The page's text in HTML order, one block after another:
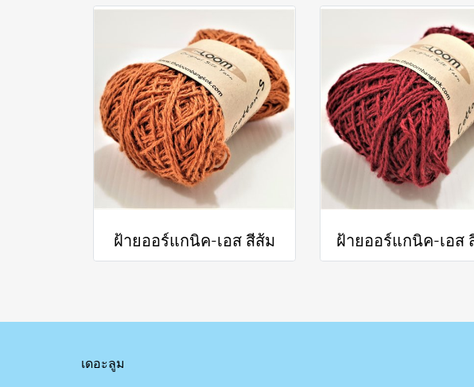
ฝ้ายออร์แกนิค-เอส สีส้ม ฝ้ายออร์แกนิค-เอส
เดอะลูม